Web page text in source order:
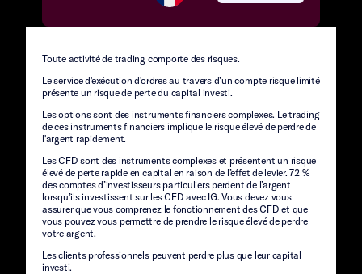
Toute activité de trading comporte des risques.
Le service d'exécution d'ordres au travers d’un compte risque limité
présente un risque de perte du capital investi.
Les options sont des instruments financiers complexes. Le trading
de ces instruments financiers implique le risque élevé de perdre de
l'argent rapidement.
Les CFD sont des instruments complexes et présentent un risque
élevé de perte rapide en capital en raison de l’effet de levier. 72 %
des comptes d’investisseurs particuliers perdent de l’argent
lorsqu’ils investissent sur les CFD avec IG. Vous devez vous
assurer que vous comprenez le fonctionnement des CFD et que
vous pouvez vous permettre de prendre le risque élevé de perdre
votre argent.
Les clients professionnels peuvent perdre plus que leur capital
investi.